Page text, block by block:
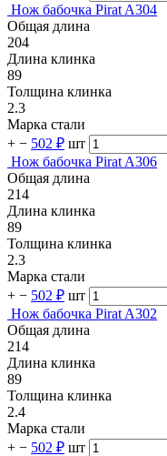
Нож бабочка Pirat A304
Общая длина
204
Длина клинка
89
Толщина клинка
2.3
Марка стали
+ − 502 ₽ шт
Нож бабочка Pirat A306
Общая длина
214
Длина клинка
89
Толщина клинка
2.3
Марка стали
+ − 502 ₽ шт
Нож бабочка Pirat A302
Общая длина
214
Длина клинка
89
Толщина клинка
2.4
Марка стали
+ − 502 ₽ шт